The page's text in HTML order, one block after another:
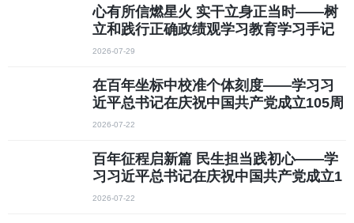
心有所信燃星火 实干立身正当时——树
立和践行正确政绩观学习教育学习手记
2026-07-29
在百年坐标中校准个体刻度——学习习
近平总书记在庆祝中国共产党成立105周
年大会上的重要讲话交流稿
2026-07-22
百年征程启新篇 民生担当践初心——学
习习近平总书记在庆祝中国共产党成立1
05周年大会重要讲话心得体会
2026-07-22